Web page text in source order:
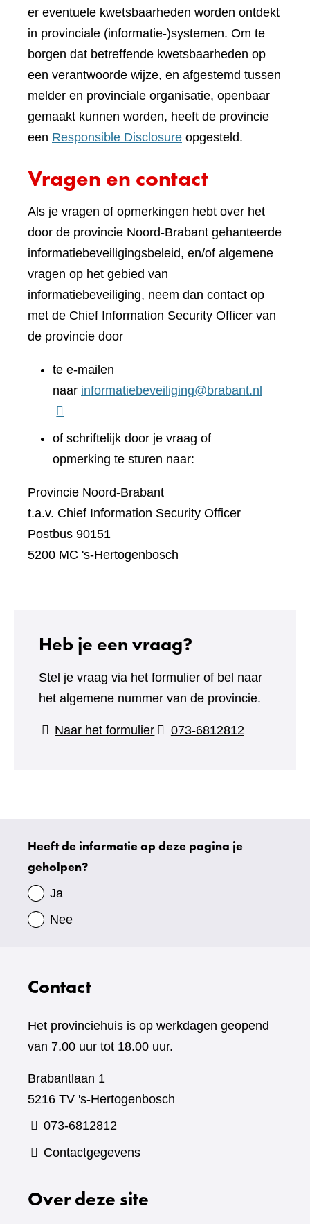
er eventuele kwetsbaarheden worden ontdekt
in provinciale (informatie-)systemen. Om te
borgen dat betreffende kwetsbaarheden op
een verantwoorde wijze, en afgestemd tussen
melder en provinciale organisatie, openbaar
gemaakt kunnen worden, heeft de provincie
een Responsible Disclosure opgesteld.
Vragen en contact
Als je vragen of opmerkingen hebt over het
door de provincie Noord-Brabant gehanteerde
informatiebeveiligingsbeleid, en/of algemene
vragen op het gebied van
informatiebeveiliging, neem dan contact op
met de Chief Information Security Officer van
de provincie door
te e-mailen
naar informatiebeveiliging@brabant.nl
of schriftelijk door je vraag of
opmerking te sturen naar:
Provincie Noord-Brabant
t.a.v. Chief Information Security Officer
Postbus 90151
5200 MC 's-Hertogenbosch
Heb je een vraag?
Stel je vraag via het formulier of bel naar
het algemene nummer van de provincie.
Naar het formulier(verwijst
073-6812812
Uw
gegevens
Heeft de informatie op deze pagina je
geholpen?
Ja
Nee
Contact
Het provinciehuis is op werkdagen geopend
van 7.00 uur tot 18.00 uur.
Brabantlaan 1
5216 TV 's-Hertogenbosch
073-6812812
Contactgegevens
Over deze site